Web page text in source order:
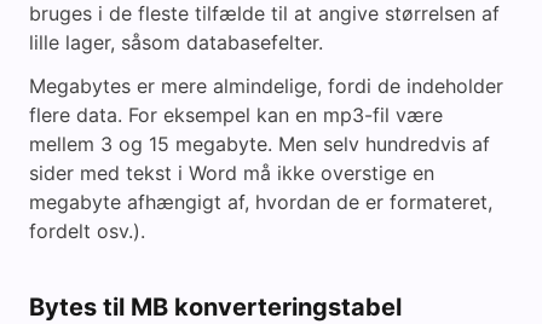
bruges i de fleste tilfælde til at angive størrelsen af
lille lager, såsom databasefelter.
Megabytes er mere almindelige, fordi de indeholder
flere data. For eksempel kan en mp3-fil være
mellem 3 og 15 megabyte. Men selv hundredvis af
sider med tekst i Word må ikke overstige en
megabyte afhængigt af, hvordan de er formateret,
fordelt osv.).
Bytes til MB konverteringstabel